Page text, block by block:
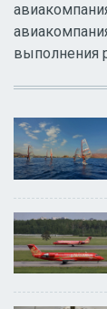
выполнения